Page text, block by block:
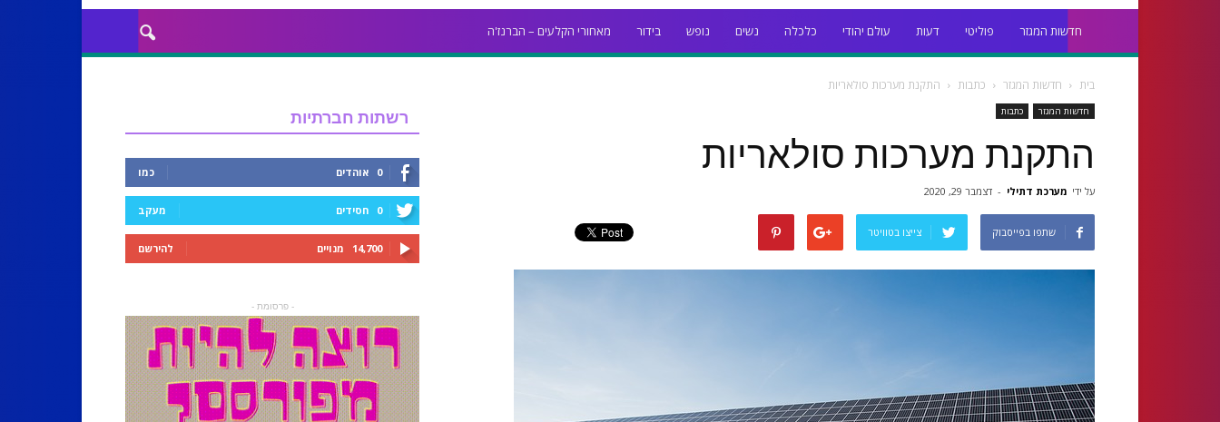
חדשות המגזר פוליטי דעות עולם יהודי כלכלה נשים נופש בידור מאחורי הקלעים – הברנז'ה
בית חדשות המגזר כתבות התקנת מערכות סולאריות
חדשות המגזר כתבות
התקנת מערכות סולאריות
על ידי מערכת דתילי - דצמבר 29, 2020
שתפו בפייסבוק צייצו בטוויטר
רשתות חברתיות
0 אוהדים כמו
0 חסידים מעקב
14,700 מנויים להירשם
- פרסומת -